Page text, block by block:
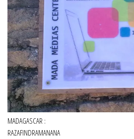
MADAGASCAR :
RAZAFINDRAMANANA